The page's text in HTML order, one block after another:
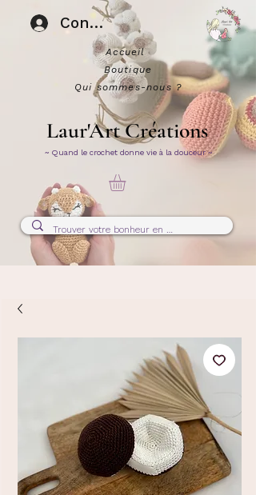
Connexion
Accueil
Boutique
Qui sommes-nous ?
Laur'Art Créations
~ Quand le crochet donne vie à la douceur ~